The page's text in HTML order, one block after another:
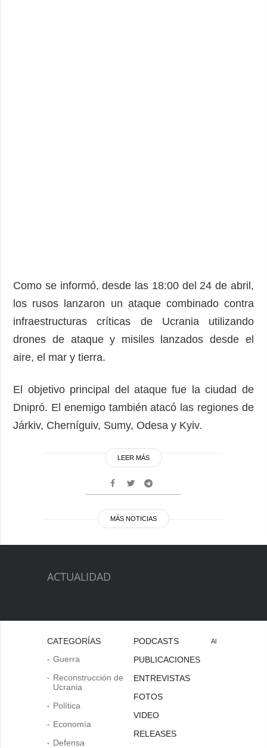
Como se informó, desde las 18:00 del 24 de abril,
los rusos lanzaron un ataque combinado contra
infraestructuras críticas de Ucrania utilizando
drones de ataque y misiles lanzados desde el
aire, el mar y tierra.
El objetivo principal del ataque fue la ciudad de
Dnipró. El enemigo también atacó las regiones de
Járkiv, Cherníguiv, Sumy, Odesa y Kyiv.
LEER MÁS
MÁS NOTICIAS
ACTUALIDAD
CATEGORÍAS
Guerra
Reconstrucción de
Ucrania
Política
Economía
Defensa
PODCASTS
PUBLICACIONES
ENTREVISTAS
FOTOS
VIDEO
RELEASES
Al